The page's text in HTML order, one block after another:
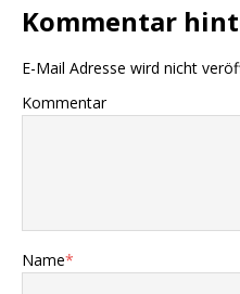
Kommentar
E-Mail Adresse wird nicht
Kommentar
Name*